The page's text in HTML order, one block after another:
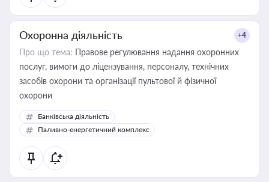
Охоронна діяльність +4
Про що тема: Правове регулювання надання охоронних
послуг, вимоги до ліцензування, персоналу, технічних
засобів охорони та організації пультової й фізичної
охорони
Банківська діяльність
Паливно-енергетичний комплекс